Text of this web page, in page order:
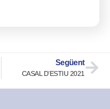
Següent
CASAL D’ESTIU 2021